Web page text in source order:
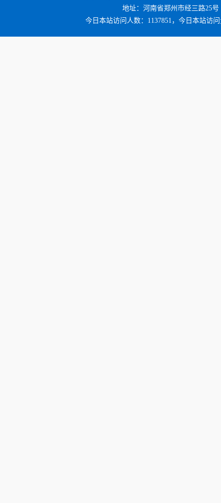
地址：河南省郑州市经三路25号
今日本站访问人数：1137851，今日本站访